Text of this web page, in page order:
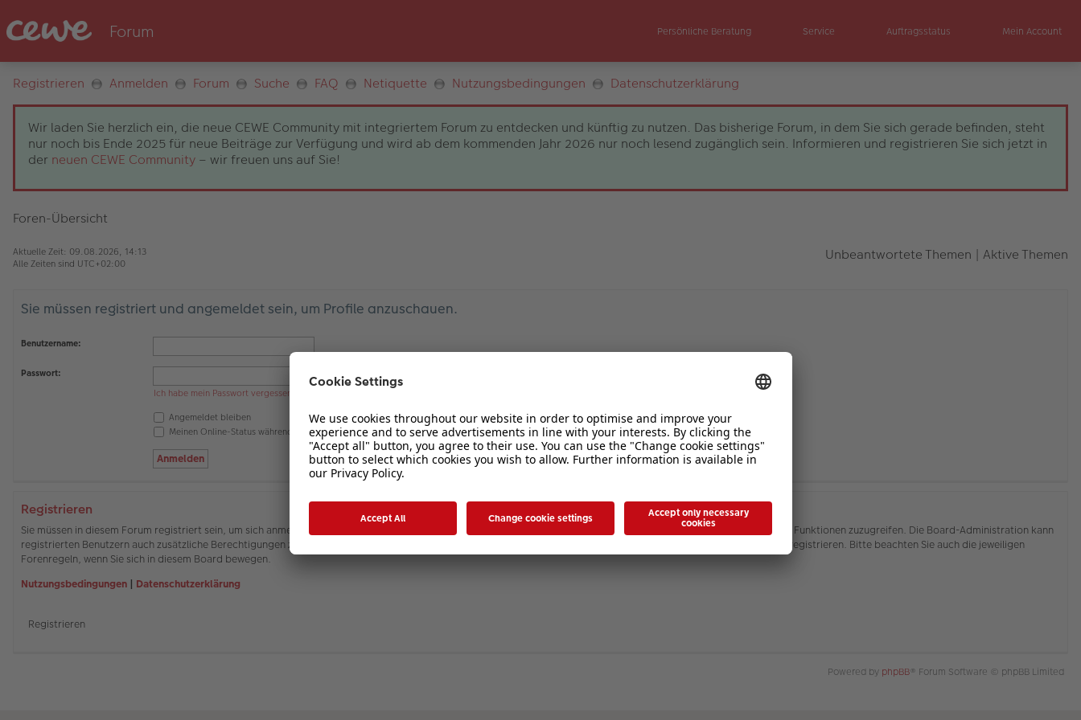
Persönliche Beratung Service Auftragsstatus Mein Account
Registrieren Anmelden Forum Suche FAQ Netiquette Nutzungsbedingungen Datenschutzerklärung
Wir laden Sie herzlich ein, die neue CEWE Community mit integriertem Forum zu entdecken und künftig zu nutzen. Das bisherige Forum, in dem Sie sich gerade befinden, steht
nur noch bis Ende 2025 für neue Beiträge zur Verfügung und wird ab dem kommenden Jahr 2026 nur noch lesend zugänglich sein. Informieren und registrieren Sie sich jetzt in
der neuen CEWE Community – wir freuen uns auf Sie!
Foren-Übersicht
Aktuelle Zeit: 09.08.2026, 14:13
Alle Zeiten sind UTC+02:00 Unbeantwortete Themen | Aktive Themen
Sie müssen registriert und angemeldet sein, um Profile anzuschauen.
Benutzername:
Passwort:
Ich habe mein Passwort vergessen
Angemeldet bleiben
Meinen Online-Status während dieser Sitzung verbergen
Registrieren
Sie müssen in diesem Forum registriert sein, um sich anmelden zu können. Die Registrierung ist in wenigen Augenblicken erledigt und ermöglicht es Ihnen, auf weitere Funktionen zuzugreifen. Die Board-Administration kann
registrierten Benutzern auch zusätzliche Berechtigungen zuweisen. Beachten Sie bitte unsere Nutzungsbedingungen und die verwandten Regelungen, bevor Sie sich registrieren. Bitte beachten Sie auch die jeweiligen
Forenregeln, wenn Sie sich in diesem Board bewegen.
Nutzungsbedingungen | Datenschutzerklärung
Registrieren
Powered by phpBB® Forum Software © phpBB Limited